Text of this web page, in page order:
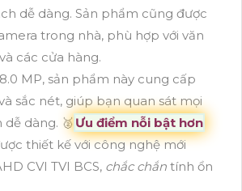
dễ dàng. Sản phẩm cũng được
trong nhà, phù hợp với văn
các cửa hàng.
MP, sản phẩm này cung cấp
sắc nét, giúp bạn quan sát mọi
dàng. 🥈️ Ưu điểm nỗi bật hơn
thiết kế với công nghệ mới
CVI TVI BCS, chắc chắn tính ổn